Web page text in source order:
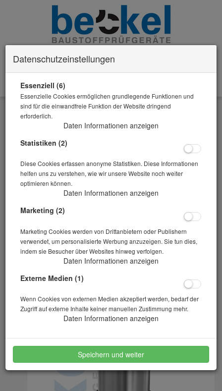
Zurück
Alle Artikel zeigen aus: Rütteltische Beckel stationär
Datenschutzeinstellungen
Essenziell (6)
Essenzielle Cookies ermöglichen grundlegende Funktionen und
sind für die einwandfreie Funktion der Website dringend
erforderlich.
Daten Informationen anzeigen
Statistiken (2)
Diese Cookies erfassen anonyme Statistiken. Diese Informationen
helfen uns zu verstehen, wie wir unsere Website noch weiter
optimieren können.
Daten Informationen anzeigen
Marketing (2)
Marketing Cookies werden von Drittanbietern oder Publishern
verwendet, um personalisierte Werbung anzuzeigen. Sie tun dies,
indem sie Besucher über Websites hinweg verfolgen.
Daten Informationen anzeigen
Externe Medien (1)
Wenn Cookies von externen Medien akzeptiert werden, bedarf der
Zugriff auf externe Inhalte keiner manuellen Zustimmung mehr.
Daten Informationen anzeigen
Speichern und weiter